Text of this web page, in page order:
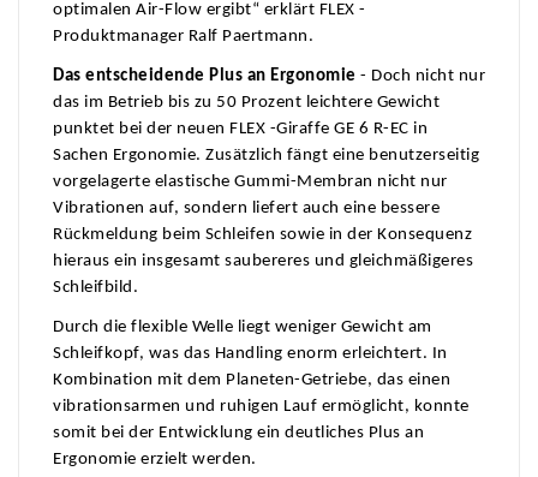
optimalen Air-Flow ergibt“ erklärt FLEX -
Produktmanager Ralf Paertmann.
Das entscheidende Plus an Ergonomie - Doch nicht nur
das im Betrieb bis zu 50 Prozent leichtere Gewicht
punktet bei der neuen FLEX -Giraffe GE 6 R-EC in
Sachen Ergonomie. Zusätzlich fängt eine benutzerseitig
vorgelagerte elastische Gummi-Membran nicht nur
Vibrationen auf, sondern liefert auch eine bessere
Rückmeldung beim Schleifen sowie in der Konsequenz
hieraus ein insgesamt saubereres und gleichmäßigeres
Schleifbild.
Durch die flexible Welle liegt weniger Gewicht am
Schleifkopf, was das Handling enorm erleichtert. In
Kombination mit dem Planeten-Getriebe, das einen
vibrationsarmen und ruhigen Lauf ermöglicht, konnte
somit bei der Entwicklung ein deutliches Plus an
Ergonomie erzielt werden.